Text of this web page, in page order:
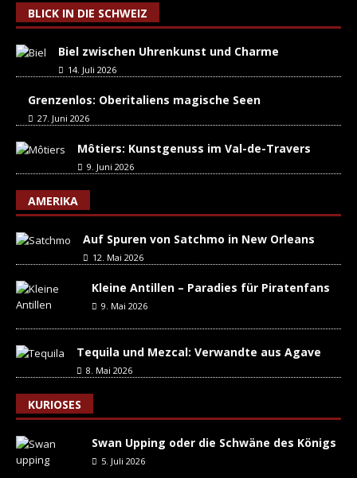
BLICK IN DIE SCHWEIZ
Biel zwischen Uhrenkunst und Charme
14. Juli 2026
Grenzenlos: Oberitaliens magische Seen
27. Juni 2026
Môtiers: Kunstgenuss im Val-de-Travers
9. Juni 2026
AMERIKA
Auf Spuren von Satchmo in New Orleans
12. Mai 2026
Kleine Antillen – Paradies für Piratenfans
9. Mai 2026
Tequila und Mezcal: Verwandte aus Agave
8. Mai 2026
KURIOSES
Swan Upping oder die Schwäne des Königs
5. Juli 2026